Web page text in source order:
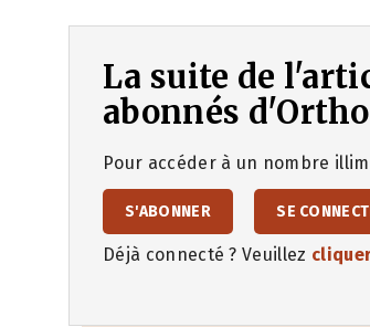
La suite de
abonnés
Pour accéder à un nombre
S'ABONNER SE
Déjà connecté ? Veuillez